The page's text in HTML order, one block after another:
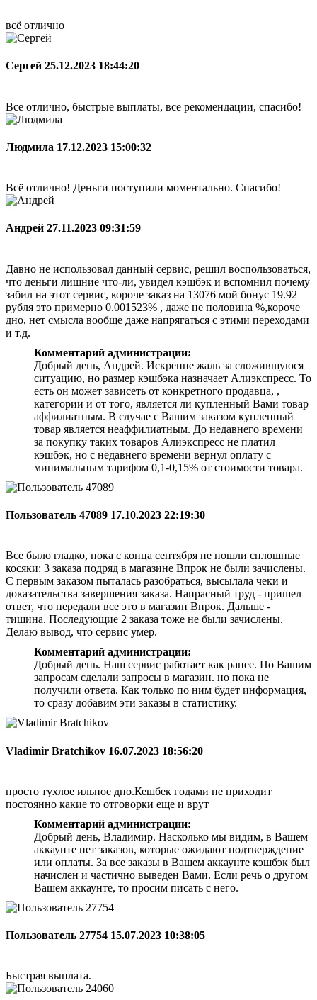
всё отлично
Сергей 25.12.2023 18:44:20
Все отлично, быстрые выплаты, все рекомендации, спасибо!
Людмила 17.12.2023 15:00:32
Всё отлично! Деньги поступили моментально. Спасибо!
Андрей 27.11.2023 09:31:59
Давно не использовал данный сервис, решил воспользоваться,
что деньги лишние что-ли, увидел кэшбэк и вспомнил почему
забил на этот сервис, короче заказ на 13076 мой бонус 19.92
рубля это примерно 0.001523% , даже не половина %,короче
дно, нет смысла вообще даже напрягаться с этими переходами
и т.д.
Комментарий администрации:
Добрый день, Андрей. Искренне жаль за сложившуюся
ситуацию, но размер кэшбэка назначает Алиэкспресс. То
есть он может зависеть от конкретного продавца, ,
категории и от того, является ли купленный Вами товар
аффилиатным. В случае с Вашим заказом купленный
товар является неаффилиатным. До недавнего времени
за покупку таких товаров Алиэкспресс не платил
кэшбэк, но с недавнего времени вернул оплату с
минимальным тарифом 0,1-0,15% от стоимости товара.
Пользователь 47089 17.10.2023 22:19:30
Все было гладко, пока с конца сентября не пошли сплошные
косяки: 3 заказа подряд в магазине Впрок не были зачислены.
С первым заказом пыталась разобраться, высылала чеки и
доказательства завершения заказа. Напрасный труд - пришел
ответ, что передали все это в магазин Впрок. Дальше -
тишина. Последующие 2 заказа тоже не были зачислены.
Делаю вывод, что сервис умер.
Комментарий администрации:
Добрый день. Наш сервис работает как ранее. По Вашим
запросам сделали запросы в магазин. но пока не
получили ответа. Как только по ним будет информация,
то сразу добавим эти заказы в статистику.
Vladimir Bratchikov 16.07.2023 18:56:20
просто тухлое ильное дно.Кешбек годами не приходит
постоянно какие то отговорки еще и врут
Комментарий администрации:
Добрый день, Владимир. Насколько мы видим, в Вашем
аккаунте нет заказов, которые ожидают подтверждение
или оплаты. За все заказы в Вашем аккаунте кэшбэк был
начислен и частично выведен Вами. Если речь о другом
Вашем аккаунте, то просим писать с него.
Пользователь 27754 15.07.2023 10:38:05
Быстрая выплата.